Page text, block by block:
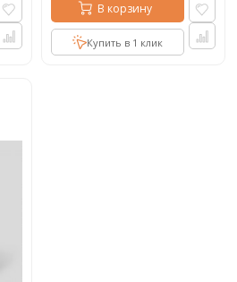
В корзину
Купить в 1 клик